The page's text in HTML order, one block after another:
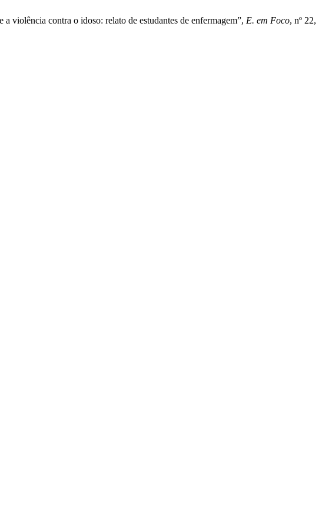
contra o idoso: relato de estudantes de enfermagem”, E. em Foco, nº 22,